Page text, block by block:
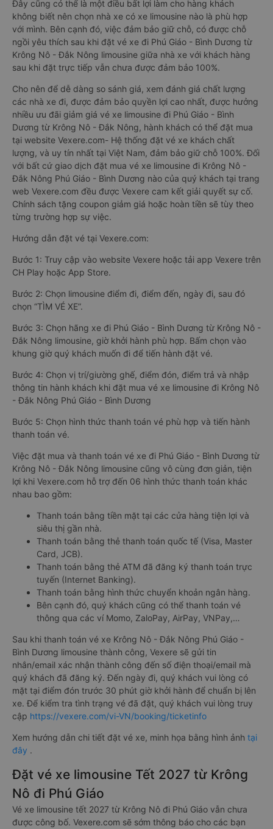
Đây cũng có thể là một điều bất lợi làm cho hàng khách
không biết nên chọn nhà xe có xe limousine nào là phù hợp
với mình. Bên cạnh đó, việc đảm bảo giữ chỗ, có được chỗ
ngồi yêu thích sau khi đặt vé xe đi Phú Giáo - Bình Dương từ
Krông Nô - Đắk Nông limousine giữa nhà xe với khách hàng
sau khi đặt trực tiếp vẫn chưa được đảm bảo 100%.
Cho nên để dễ dàng so sánh giá, xem đánh giá chất lượng
các nhà xe đi, được đảm bảo quyền lợi cao nhất, được hưởng
nhiều ưu đãi giảm giá vé xe limousine đi Phú Giáo - Bình
Dương từ Krông Nô - Đắk Nông, hành khách có thể đặt mua
tại website Vexere.com- Hệ thống đặt vé xe khách chất
lượng, và uy tín nhất tại Việt Nam, đảm bảo giữ chỗ 100%. Đối
với bất cứ giao dịch đặt mua vé xe limousine đi Krông Nô -
Đắk Nông Phú Giáo - Bình Dương nào của quý khách tại trang
web Vexere.com đều được Vexere cam kết giải quyết sự cố.
Chính sách tặng coupon giảm giá hoặc hoàn tiền sẽ tùy theo
từng trường hợp sự việc.
Hướng dẫn đặt vé tại Vexere.com:
Bước 1: Truy cập vào website Vexere hoặc tải app Vexere trên
CH Play hoặc App Store.
Bước 2: Chọn limousine điểm đi, điểm đến, ngày đi, sau đó
chọn “TÌM VÉ XE”.
Bước 3: Chọn hãng xe đi Phú Giáo - Bình Dương từ Krông Nô -
Đắk Nông limousine, giờ khởi hành phù hợp. Bấm chọn vào
khung giờ quý khách muốn đi để tiến hành đặt vé.
Bước 4: Chọn vị trí/giường ghế, điểm đón, điểm trả và nhập
thông tin hành khách khi đặt mua vé xe limousine đi Krông Nô
- Đắk Nông Phú Giáo - Bình Dương
Bước 5: Chọn hình thức thanh toán vé phù hợp và tiến hành
thanh toán vé.
Việc đặt mua và thanh toán vé xe đi Phú Giáo - Bình Dương từ
Krông Nô - Đắk Nông limousine cũng vô cùng đơn giản, tiện
lợi khi Vexere.com hỗ trợ đến 06 hình thức thanh toán khác
nhau bao gồm:
Thanh toán bằng tiền mặt tại các cửa hàng tiện lợi và
siêu thị gần nhà.
Thanh toán bằng thẻ thanh toán quốc tế (Visa, Master
Card, JCB).
Thanh toán bằng thẻ ATM đã đăng ký thanh toán trực
tuyến (Internet Banking).
Thanh toán bằng hình thức chuyển khoản ngân hàng.
Bên cạnh đó, quý khách cũng có thể thanh toán vé
thông qua các ví Momo, ZaloPay, AirPay, VNPay,…
Sau khi thanh toán vé xe Krông Nô - Đắk Nông Phú Giáo -
Bình Dương limousine thành công, Vexere sẽ gửi tin
nhắn/email xác nhận thành công đến số điện thoại/email mà
quý khách đã đăng ký. Đến ngày đi, quý khách vui lòng có
mặt tại điểm đón trước 30 phút giờ khởi hành để chuẩn bị lên
xe. Để kiểm tra tình trạng vé đã đặt, quý khách vui lòng truy
cập https://vexere.com/vi-VN/booking/ticketinfo
Xem hướng dẫn chi tiết đặt vé xe, minh họa bằng hình ảnh tại
đây .
Đặt vé xe limousine Tết 2027 từ Krông
Nô đi Phú Giáo
Vé xe limousine tết 2027 từ Krông Nô đi Phú Giáo vẫn chưa
được công bố. Vexere.com sẽ sớm thông báo cho các bạn